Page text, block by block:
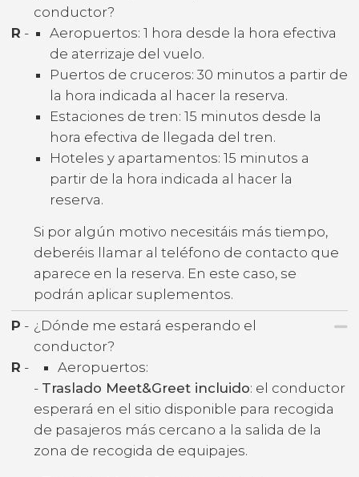
conductor?
R -
Aeropuertos: 1 hora desde la hora efectiva
de aterrizaje del vuelo.
Puertos de cruceros: 30 minutos a partir de
la hora indicada al hacer la reserva.
Estaciones de tren: 15 minutos desde la
hora efectiva de llegada del tren.
Hoteles y apartamentos: 15 minutos a
partir de la hora indicada al hacer la
reserva.
Si por algún motivo necesitáis más tiempo,
deberéis llamar al teléfono de contacto que
aparece en la reserva. En este caso, se
podrán aplicar suplementos.
P - ¿Dónde me estará esperando el
conductor?
R -
Aeropuertos:
- Traslado Meet&Greet incluido: el conductor
esperará en el sitio disponible para recogida
de pasajeros más cercano a la salida de la
zona de recogida de equipajes.